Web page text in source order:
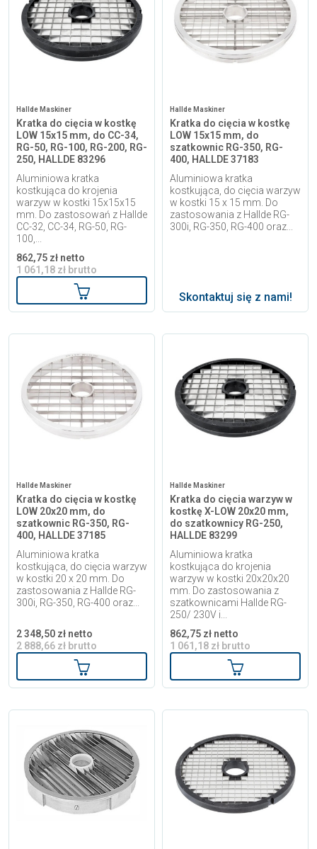
Hallde Maskiner
Kratka do cięcia w kostkę
LOW 15x15 mm, do CC-34,
RG-50, RG-100, RG-200, RG-
250, HALLDE 83296
Aluminiowa kratka
kostkująca do krojenia
warzyw w kostki 15x15x15
mm. Do zastosowań z Hallde
CC-32, CC-34, RG-50, RG-
100,...
862,75 zł netto
1 061,18 zł brutto
Dodaj do koszyka
Hallde Maskiner
Kratka do cięcia w kostkę
LOW 15x15 mm, do
szatkownic RG-350, RG-
400, HALLDE 37183
Aluminiowa kratka
kostkująca, do cięcia warzyw
w kostki 15 x 15 mm. Do
zastosowania z Hallde RG-
300i, RG-350, RG-400 oraz...
Skontaktuj się z nami!
Hallde Maskiner
Kratka do cięcia w kostkę
LOW 20x20 mm, do
szatkownic RG-350, RG-
400, HALLDE 37185
Aluminiowa kratka
kostkująca, do cięcia warzyw
w kostki 20 x 20 mm. Do
zastosowania z Hallde RG-
300i, RG-350, RG-400 oraz...
2 348,50 zł netto
2 888,66 zł brutto
Dodaj do koszyka
Hallde Maskiner
Kratka do cięcia warzyw w
kostkę X-LOW 20x20 mm,
do szatkownicy RG-250,
HALLDE 83299
Aluminiowa kratka
kostkująca do krojenia
warzyw w kostki 20x20x20
mm. Do zastosowania z
szatkownicami Hallde RG-
250/ 230V i...
862,75 zł netto
1 061,18 zł brutto
Dodaj do